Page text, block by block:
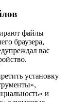
файлы
браузера,
вас
установку
и